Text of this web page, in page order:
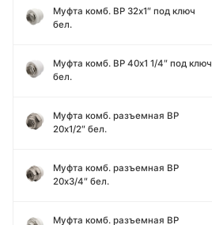
Муфта комб. ВР 32х1″ под ключ
бел.
Муфта комб. ВР 40х1 1/4″ под ключ
бел.
Муфта комб. разъемная ВР
20х1/2″ бел.
Муфта комб. разъемная ВР
20х3/4″ бел.
Муфта комб. разъемная ВР